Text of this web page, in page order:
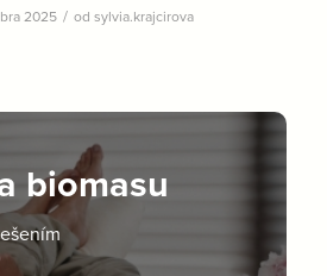
2025 / od sylvia.krajcirova
biomasu